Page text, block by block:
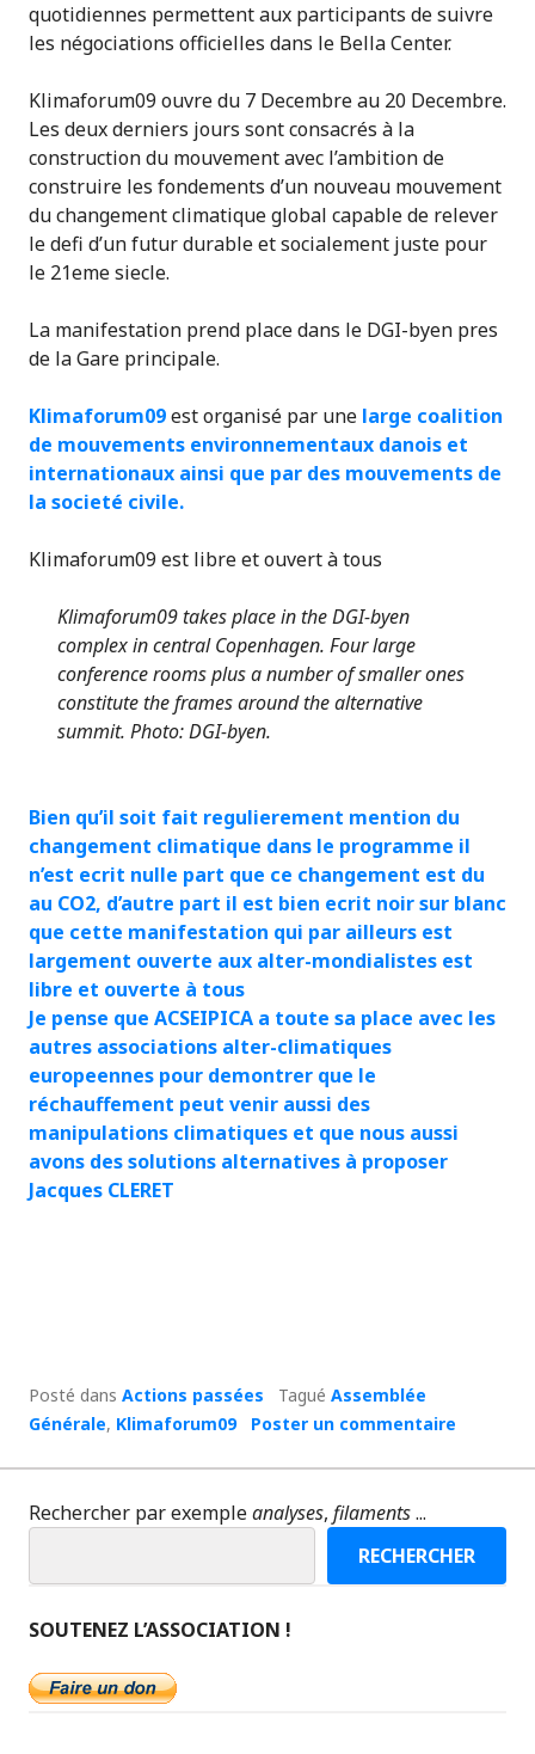
quotidiennes permettent aux participants de suivre
les négociations officielles dans le Bella Center.
Klimaforum09 ouvre du 7 Decembre au 20 Decembre.
Les deux derniers jours sont consacrés à la
construction du mouvement avec l’ambition de
construire les fondements d’un nouveau mouvement
du changement climatique global capable de relever
le defi d’un futur durable et socialement juste pour
le 21eme siecle.
La manifestation prend place dans le DGI-byen pres
de la Gare principale.
Klimaforum09est organisé par une large coalition
de mouvements environnementaux danois et
internationaux ainsi que par des mouvements de
la societé civile.
Klimaforum09 est libre et ouvert à tous
Klimaforum09 takes place in the DGI-byen
complex in central Copenhagen. Four large
conference rooms plus a number of smaller ones
constitute the frames around the alternative
summit. Photo: DGI-byen.
Bien qu’il soit fait regulierement mention du
changement climatique dans le programme il
n’est ecrit nulle part que ce changement est du
au CO2, d’autre part il est bien ecrit noir sur blanc
que cette manifestation qui par ailleurs est
largement ouverte aux alter-mondialistes est
libre et ouverte à tous
Je pense que ACSEIPICA a toute sa place avec les
autres associations alter-climatiques
europeennes pour demontrer que le
réchauffement peut venir aussi des
manipulations climatiques et que nous aussi
avons des solutions alternatives à proposer
Jacques CLERET
Posté dans Actions passées Tagué Assemblée
Générale, Klimaforum09 Poster un commentaire
Rechercher par exempleanalyses, filaments...
RECHERCHER
SOUTENEZ L’ASSOCIATION !